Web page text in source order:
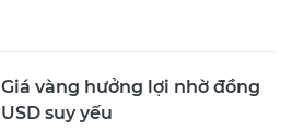
Giá vàng hưởng lợi nhờ đồng
USD suy yếu